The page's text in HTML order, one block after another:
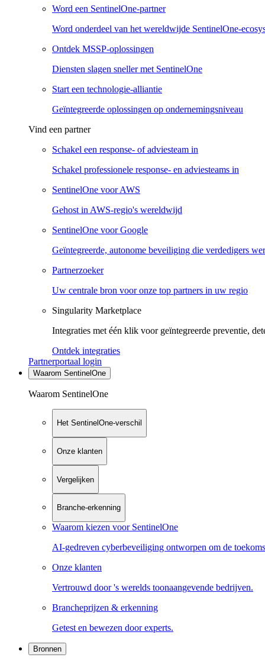
Word een SentinelOne-partner
Word onderdeel van het wereldwijde SentinelOne-
Ontdek MSSP-oplossingen
Diensten slagen sneller met SentinelOne
Start een technologie-alliantie
Geïntegreerde oplossingen op ondernemingsniveau
Vind een partner
Schakel een response- of adviesteam in
Schakel professionele response- en adviesteams in
SentinelOne voor AWS
Gehost in AWS-regio's wereldwijd
SentinelOne voor Google
Geïntegreerde, autonome beveiliging die verdedigers
Partnerzoeker
Uw centrale bron voor onze top partners in uw regio
Singularity Marketplace
Integraties met één klik voor geïntegreerde preventie,
Ontdek integraties
Partnerportaal login
Waarom SentinelOne
Waarom SentinelOne
Het SentinelOne-verschil
Onze klanten
Vergelijken
Branche-erkenning
Waarom kiezen voor SentinelOne
AI-gedreven cyberbeveiliging ontworpen om de
Onze klanten
Vertrouwd door 's werelds toonaangevende bedrijven.
Brancheprijzen & erkenning
Getest en bewezen door experts.
Bronnen